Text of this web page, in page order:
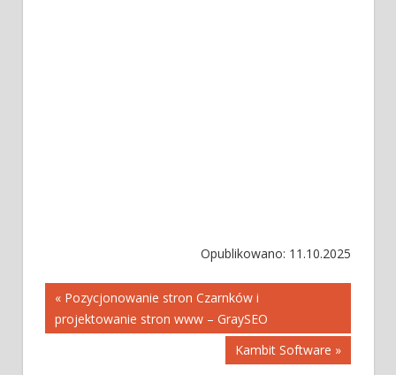
Opublikowano: 11.10.2025
Nawigacja
wpisu
« Pozycjonowanie stron Czarnków i
projektowanie stron www – GraySEO
Kambit Software »